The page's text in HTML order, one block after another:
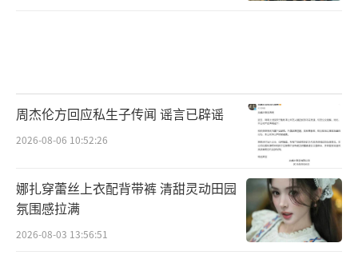
周杰伦方回应私生子传闻 谣言已辟谣
2026-08-06 10:52:26
娜扎穿蕾丝上衣配背带裤 清甜灵动田园
氛围感拉满
2026-08-03 13:56:51